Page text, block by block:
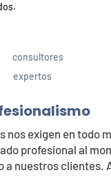
en todo momento
al momento de
clientes. Así como